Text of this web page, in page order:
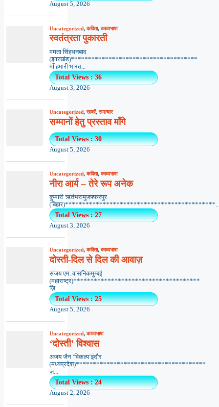
August 5, 2026
Uncategorized,कविता,काव्यभाषा
स्वतंत्रता पुकारती
ममता सिंहधनबाद
(झारखंड)*************************************
माँ हमारी भारत...
Total Views : 36
August 3, 2026
Uncategorized,खबरें,समाचार
सम्मानों हेतु प्रस्ताव माँगे
Total Views : 30
August 5, 2026
Uncategorized,कविता,काव्यभाषा
नीरा आर्य – तेरे रूप अनेक
कुमारी ऋतंभरामुजफ्फरपुर
Total Views : 27
August 3, 2026
Uncategorized,कविता,काव्यभाषा
दोस्ती-दिल से दिल की आवाज़
संजय एम. वासनिकमुम्बई
(महाराष्ट्र)*************************************
ज़ि...
Total Views : 25
August 5, 2026
Uncategorized,काव्यभाषा
‘दोस्ती’ विश्वास
अजय जैन ‘विकल्प’इंदौर
(मध्यप्रदेश)**************************************
ज़...
Total Views : 24
August 2, 2026